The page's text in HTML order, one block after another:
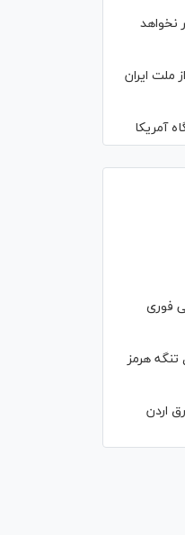
نخواهد
ملت ایران
فوری
تنگه هرمز
الازرق اردن